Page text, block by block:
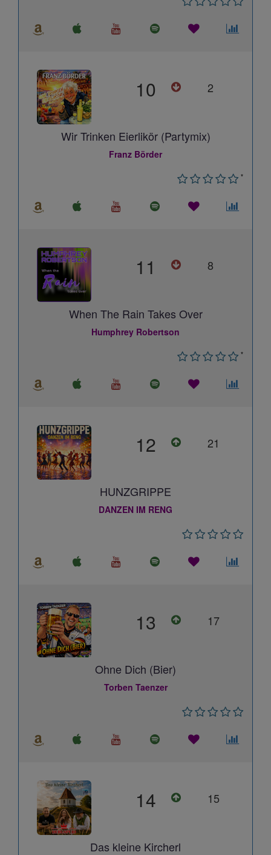
10 2
Wir Trinken Eierlikör (Partymix)
Franz Börder
*
11 8
When The Rain Takes Over
Humphrey Robertson
*
12 21
HUNZGRIPPE
DANZEN IM RENG
13 17
Ohne Dich (Bier)
Torben Taenzer
14 15
Das kleine Kircherl